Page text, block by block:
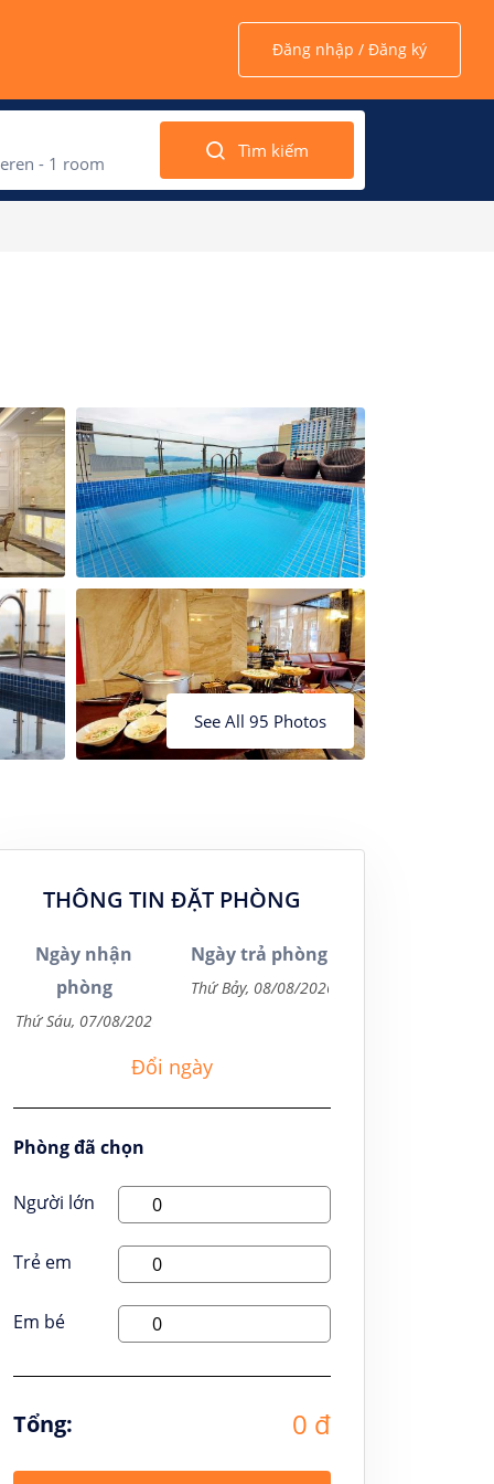
Đăng nhập / Đăng ký
10 11 12
17 18 19
24 25 26
7
13 14
20 21
27 28
- 1 room
1
Tìm kiếm
See All 95 Photos
THÔNG TIN ĐẶT PHÒNG
Ngày nhận
phòng
Ngày trả phòng
Đổi ngày
Phòng đã chọn
Người lớn
Trẻ em
Em bé
Tổng: 0 đ